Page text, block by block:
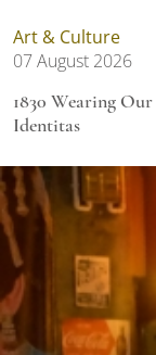
Art & Culture
07 August 2026
1830 Wearing
Identitas